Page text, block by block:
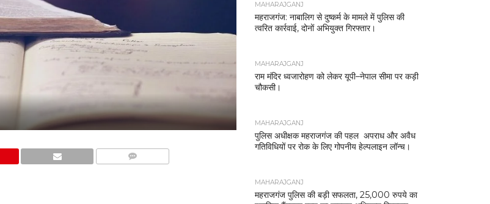
MAHARAJGANJ
महराजगंज: नाबालिग से दुष्कर्म के मामले में पुलिस की
त्वरित कार्रवाई, दोनों अभियुक्त गिरफ्तार।
MAHARAJGANJ
राम मंदिर ध्वजारोहण को लेकर यूपी–नेपाल सीमा पर कड़ी
चौकसी।
MAHARAJGANJ
पुलिस अधीक्षक महराजगंज की पहल अपराध और अवैध
गतिविधियों पर रोक के लिए गोपनीय हेल्पलाइन लॉन्च।
MAHARAJGANJ
महराजगंज पुलिस की बड़ी सफलता, 25,000 रुपये का